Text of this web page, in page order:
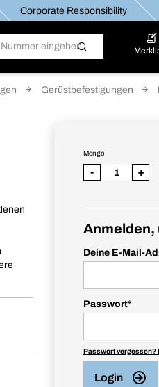
Corporate Responsibility
Gerüstbefestigungen
Menge
- +
Anmelden,
Deine E-Mail-
Passwort*
Passwort vergessen?
Login